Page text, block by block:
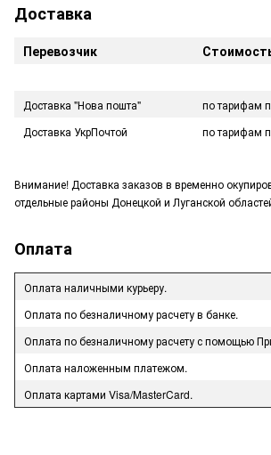
Доставка
Перевозчик
Доставка "Нова пошта"
по тарифам
Доставка УкрПочтой
по тарифам
Внимание! Доставка заказов в временно
отдельные районы Донецкой и Луганской
Оплата
Оплата наличными курьеру.
Оплата по безналичному расчету в банке.
Оплата по безналичному расчету с помощью
Оплата наложенным платежом.
Оплата картами Visa/MasterCard.